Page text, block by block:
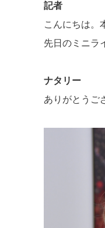
記者
こんにちは。
先日のミニラ
ナタリー
ありがとうご